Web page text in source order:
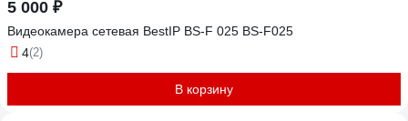
5 000 ₽
Видеокамера сетевая BestIP BS-F 025 BS-F025
4(2)
В корзину